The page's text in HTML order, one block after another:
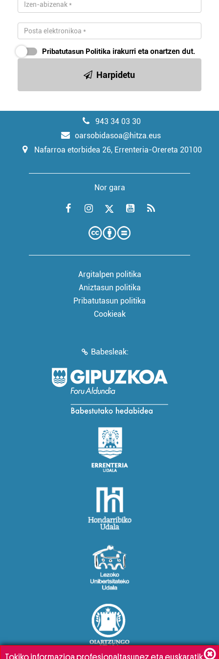
Pribatutasun Politika irakurri eta onartzen dut.
Harpidetu
943 34 03 30
oarsobidasoa@hitza.eus
Nafarroa etorbidea 26, Errenteria-Orereta 20100
Nor gara
Argitalpen politika
Aniztasun politika
Pribatutasun politika
Cookieak
Babesleak:
Tokiko informazioa profesionaltasunez eta euskaratik,